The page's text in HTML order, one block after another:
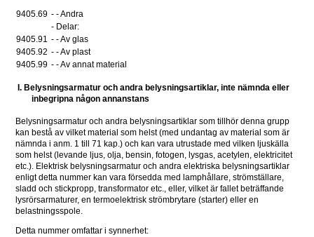
9405.69 - - Andra
- Delar:
9405.91 - - Av glas
9405.92 - - Av plast
9405.99 - - Av annat material
I. Belysningsarmatur och andra belysningsartiklar, inte nämnda eller
inbegripna någon annanstans
Belysningsarmatur och andra belysningsartiklar som tillhör denna grupp
kan bestå av vilket material som helst (med undantag av material som är
nämnda i anm. 1 till 71 kap.) och kan vara utrustade med vilken ljuskälla
som helst (levande ljus, olja, bensin, fotogen, lysgas, acetylen, elektricitet
etc.). Elektrisk belysningsarmatur och andra elektriska belysningsartiklar
enligt detta nummer kan vara försedda med lamphållare, strömställare,
sladd och stickpropp, transformator etc., eller, vilket är fallet beträffande
lysrörsarmaturer, en termoelektrisk strömbrytare (starter) eller en
belastningsspole.
Detta nummer omfattar i synnerhet: